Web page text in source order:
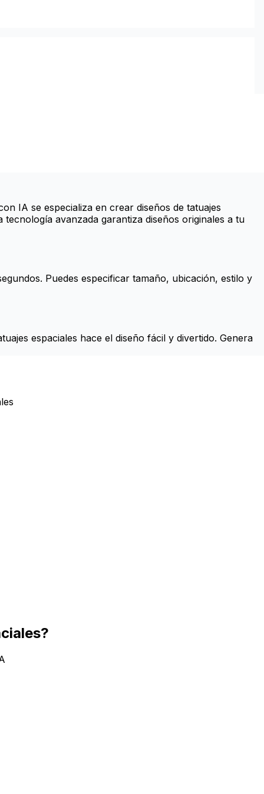
IA se especializa en crear diseños de tatuajes
avanzada garantiza diseños originales a tu
Puedes especificar tamaño, ubicación, estilo y
espaciales hace el diseño fácil y divertido. Genera